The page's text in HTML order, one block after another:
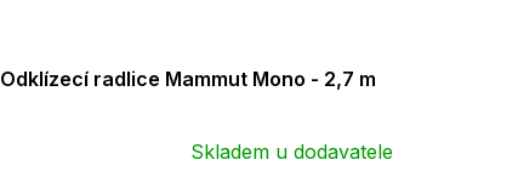
Odklízecí radlice Mammut Mono - 2,7 m
Skladem u dodavatele